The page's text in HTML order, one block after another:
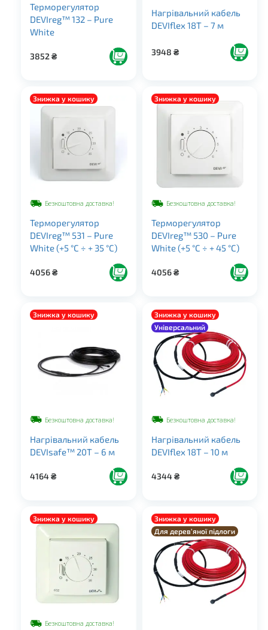
Терморегулятор
DEVIreg™ 132 – Pure
White
3852₴
Нагрівальний кабель
DEVIflex 18T – 7 м
3948 ₴
Знижка у кошику
Безкоштовна доставка!
Терморегулятор
DEVIreg™ 531 – Pure
White (+5 °С ÷ + 35 °С)
4056₴
Знижка у кошику
Безкоштовна доставка!
Терморегулятор
DEVIreg™ 530 – Pure
White (+5 °С ÷ + 45 °С)
4056₴
Знижка у кошику
Безкоштовна доставка!
Нагрівальний кабель
DEVIsafe™ 20T – 6 м
4164₴
Знижка у кошику
Універсальний
Безкоштовна доставка!
Нагрівальний кабель
DEVIflex 18T – 10 м
4344₴
Знижка у кошику
Безкоштовна доставка!
Знижка у кошику
Для дерев’яної підлоги